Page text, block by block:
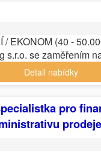
/ EKONOM (40 -
s.r.o. se zaměřením
Detail nabídky
pro